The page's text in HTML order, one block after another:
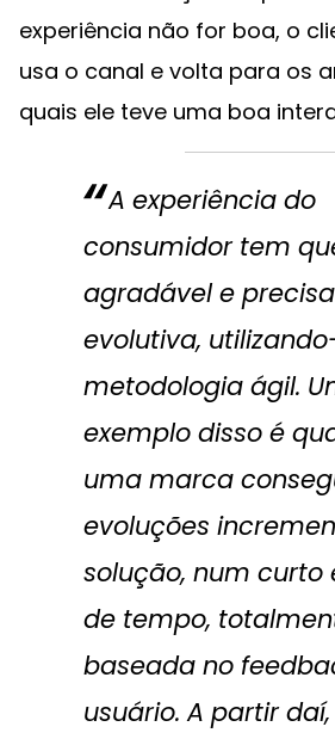
experiência não for boa, o
usa o canal e volta para os
quais ele teve uma boa
A experiência do
consumidor tem
agradável e
evolutiva,
metodologia ágil.
exemplo disso é
uma marca
evoluções
solução, num curto
de tempo,
baseada no
usuário. A partir